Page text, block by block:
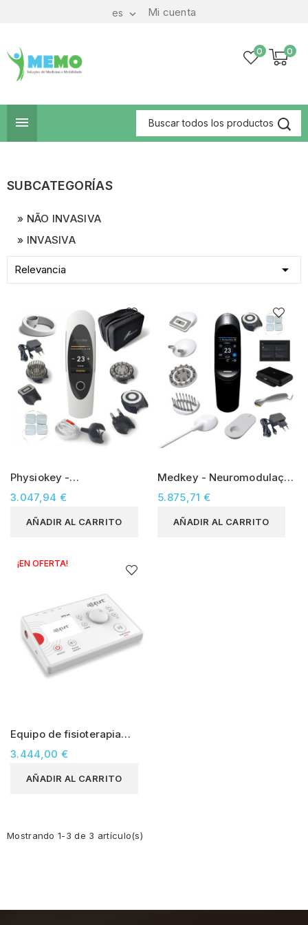
Mi cuenta
es 
0
0

SUBCATEGORÍAS
NÃO INVASIVA
INVASIVA
Relevancia 
Physiokey -
Neuromodulação não
Invasiva
3.047,94 €
AÑADIR AL CARRITO
Medkey - Neuromodulação
não Invasiva
5.875,71 €
AÑADIR AL CARRITO
¡EN OFERTA!
Equipo de fisioterapia
invasiva Agupunt APS-e4
3.444,00 €
AÑADIR AL CARRITO
Mostrando 1-3 de 3 artículo(s)